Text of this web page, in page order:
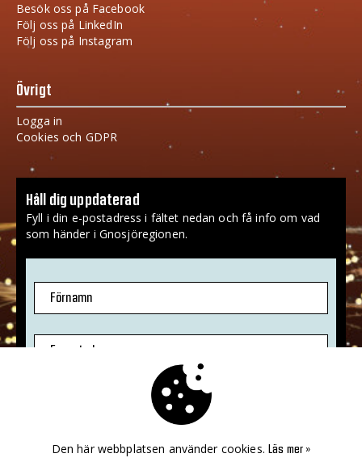
Besök oss på Facebook
Följ oss på LinkedIn
Följ oss på Instagram
Övrigt
Logga in
Cookies och GDPR
Håll dig uppdaterad
Fyll i din e-postadress i fältet nedan och få info om vad
som händer i Gnosjöregionen.
Förnamn
E-postadress
Jag godkänner att mina uppgifter sparas.
PRENUMERERA!
Den här webbplatsen använder cookies.Läs mer »